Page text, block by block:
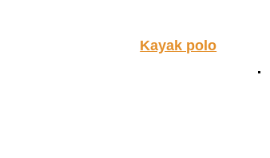
Kayak polo